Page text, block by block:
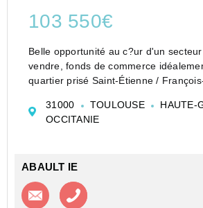
103 550€
Belle opportunité au c?ur d'un
vendre, fonds de commerce
quartier prisé Saint-Étienne /
clientèle de quartier, de bureaux et de
31000 TOULOUSE
HAUTE-
OCCITANIE
ABAULT IE
Contacter l'agence